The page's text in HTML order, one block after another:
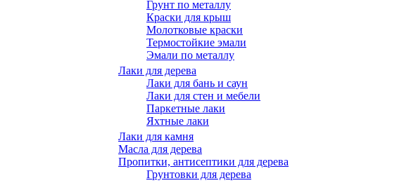
Грунт по металлу
Краски для крыш
Молотковые краски
Термостойкие эмали
Эмали по металлу
Лаки для дерева
Лаки для бань и саун
Лаки для стен и мебели
Паркетные лаки
Яхтные лаки
Лаки для камня
Масла для дерева
Пропитки, антисептики для дерева
Грунтовки для дерева